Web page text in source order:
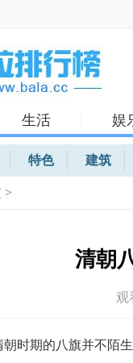
生活 娱
特色 建筑
>
清朝
观
时期的八旗并不陌